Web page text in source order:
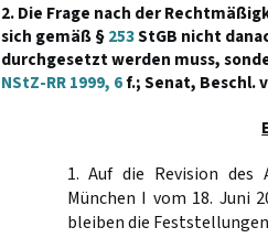
2. Die Frage nach der
sich gemäß §253StGB nicht
durchgesetzt werden muss,
NStZ-RR 1999, 6f.; Senat, Beschl.
1. Auf die Revision des
München I vom 18. Juni
bleiben die